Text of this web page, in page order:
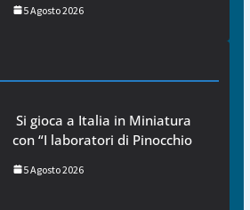
5 Agosto 2026
Si gioca a Italia in Miniatura
con “I laboratori di Pinocchio
5 Agosto 2026